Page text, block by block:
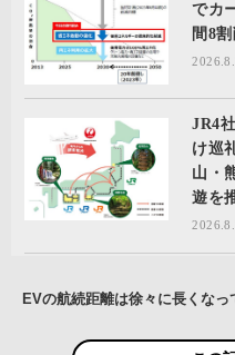
でカ
間8
JR4
け巡
山・
遊を
EVの航続距離は徐々に長くなっ